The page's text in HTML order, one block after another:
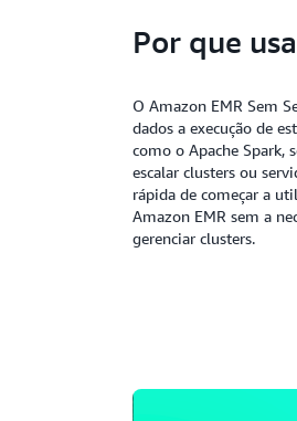
Por que
O Amazon EMR Sem
dados a execução de
como o Apache Spark,
escalar clusters ou
rápida de começar a
Amazon EMR sem a
gerenciar clusters.